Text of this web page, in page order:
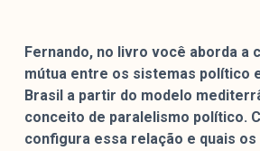
Fernando, no livro você aborda a
mútua entre os sistemas político
Brasil a partir do modelo
conceito de paralelismo político.
configura essa relação e quais